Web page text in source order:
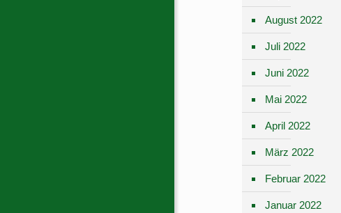
August 2022
Juli 2022
Juni 2022
Mai 2022
April 2022
März 2022
Februar 2022
Januar 2022